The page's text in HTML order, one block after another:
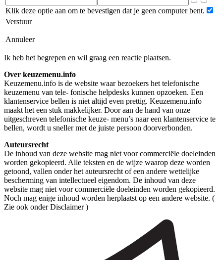
Klik deze optie aan om te bevestigen dat je geen computer bent.
Verstuur
Annuleer
Ik heb het begrepen en wil graag een reactie plaatsen.
Over keuzemenu.info
Keuzemenu.info is de website waar bezoekers het telefonische
keuzemenu van tele- fonische helpdesks kunnen opzoeken. Een
klantenservice bellen is niet altijd even prettig. Keuzemenu.info
maakt het een stuk makkelijker. Door aan de hand van onze
uitgeschreven telefonische keuze- menu’s naar een klantenservice te
bellen, wordt u sneller met de juiste persoon doorverbonden.
Auteursrecht
De inhoud van deze website mag niet voor commerciële doeleinden
worden gekopieerd. Alle teksten en de wijze waarop deze worden
getoond, vallen onder het auteursrecht of een andere wettelijke
bescherming van intellectueel eigendom. De inhoud van deze
website mag niet voor commerciële doeleinden worden gekopieerd.
Noch mag enige inhoud worden herplaatst op een andere website. (
Zie ook onder Disclaimer )